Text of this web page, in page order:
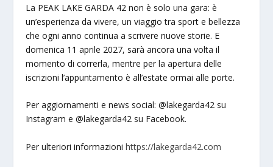
La PEAK LAKE GARDA 42 non è solo una gara: è
un’esperienza da vivere, un viaggio tra sport e bellezza
che ogni anno continua a scrivere nuove storie. E
domenica 11 aprile 2027, sarà ancora una volta il
momento di correrla, mentre per la apertura delle
iscrizioni l’appuntamento è all’estate ormai alle porte.
Per aggiornamenti e news social: @lakegarda42 su
Instagram e @lakegarda42 su Facebook.
Per ulteriori informazionihttps://lakegarda42.com